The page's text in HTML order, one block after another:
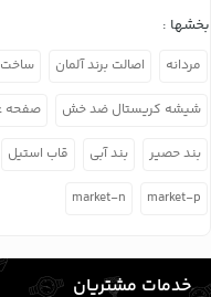
بخشها :
مردانه اصالت برند آلمان ساخت
شیشه کریستال ضد خش صفحه
بند حصیر بند آبی قاب استیل
market-p
market-n
خدمات مشتریان